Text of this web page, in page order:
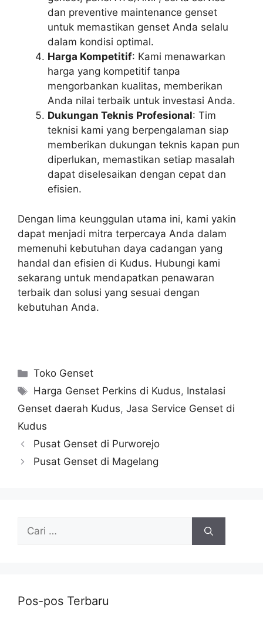
dan preventive maintenance genset
untuk memastikan genset Anda selalu
dalam kondisi optimal.
Harga Kompetitif: Kami menawarkan
harga yang kompetitif tanpa
mengorbankan kualitas, memberikan
Anda nilai terbaik untuk investasi Anda.
Dukungan Teknis Profesional: Tim
teknisi kami yang berpengalaman siap
memberikan dukungan teknis kapan pun
diperlukan, memastikan setiap masalah
dapat diselesaikan dengan cepat dan
efisien.
Dengan lima keunggulan utama ini, kami yakin
dapat menjadi mitra terpercaya Anda dalam
memenuhi kebutuhan daya cadangan yang
handal dan efisien di Kudus. Hubungi kami
sekarang untuk mendapatkan penawaran
terbaik dan solusi yang sesuai dengan
kebutuhan Anda.
Toko Genset
Harga Genset Perkins di Kudus, Instalasi
Genset daerah Kudus, Jasa Service Genset di
Kudus
Pusat Genset di Purworejo
Pusat Genset di Magelang
Pos-pos Terbaru